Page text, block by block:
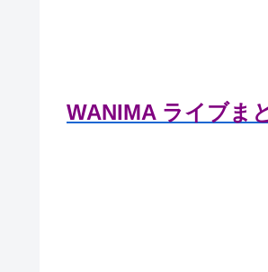
WANIMA ライブま